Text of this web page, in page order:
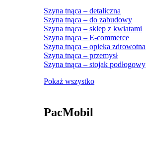
Szyna tnąca – detaliczna
Szyna tnąca – do zabudowy
Szyna tnąca – sklep z kwiatami
Szyna tnąca – E-commerce
Szyna tnąca – opieka zdrowotna
Szyna tnąca – przemysł
Szyna tnąca – stojak podłogowy
Pokaż wszystko
PacMobil